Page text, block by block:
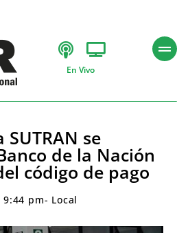
En Vivo
se
de la Nación
código de pago
9:44 pm- Local